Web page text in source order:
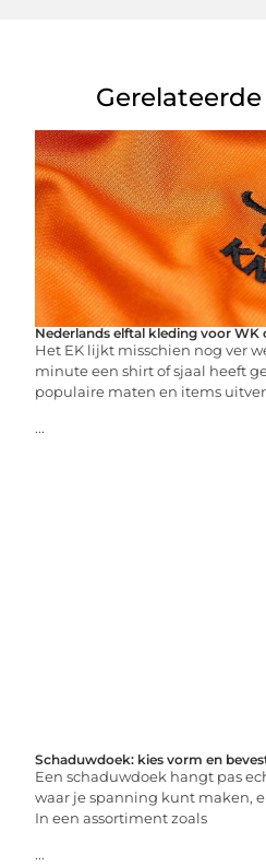
Nederlands elftal kleding voor WK
Het EK lijkt misschien nog ver
minute een shirt of sjaal heeft
populaire maten en items
...
Schaduwdoek: kies vorm en
Een schaduwdoek hangt pas
waar je spanning kunt maken,
In een assortiment zoals
...